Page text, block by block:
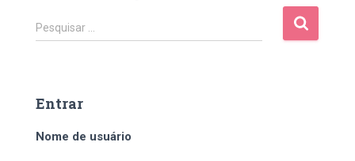
P
e
i
a
Pesquisar …
Entrar
Nome de usuário